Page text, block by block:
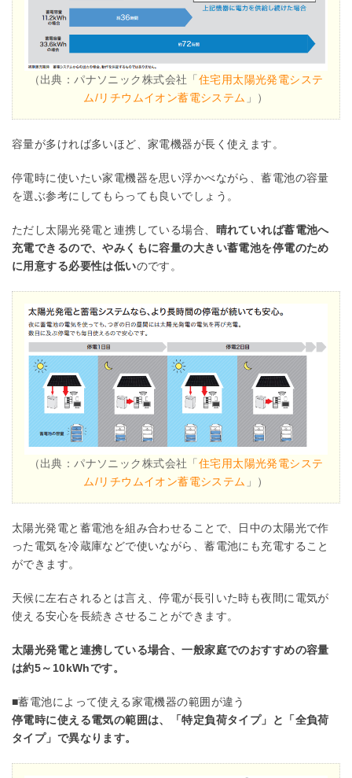
（出典：パナソニック株式会社「住宅用太陽光発電システ
ム/リチウムイオン蓄電システム 」）
容量が多ければ多いほど、家電機器が長く使えます。
停電時に使いたい家電機器を思い浮かべながら、蓄電池の容量
を選ぶ参考にしてもらっても良いでしょう。
ただし太陽光発電と連携している場合、 晴れていれば蓄電池へ
充電できるので、やみくもに容量の大きい蓄電池を停電のため
に用意する必要性は低いのです。
（出典：パナソニック株式会社「 住宅用太陽光発電システ
ム/リチウムイオン蓄電システム 」）
太陽光発電と蓄電池を組み合わせることで、日中の太陽光で作
った電気を冷蔵庫などで使いながら、蓄電池にも充電すること
ができます。
天候に左右されるとは言え、停電が長引いた時も夜間に電気が
使える安心を長続きさせることができます。
太陽光発電と連携している場合、一般家庭でのおすすめの容量
は約5～10kWhです。
■蓄電池によって使える家電機器の範囲が違う
停電時に使える電気の範囲は、「特定負荷タイプ」と「全負荷
タイプ」で異なります。